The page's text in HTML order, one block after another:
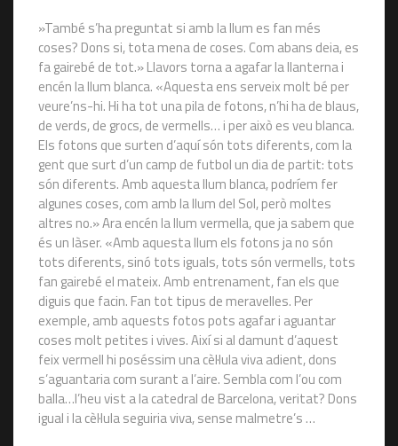
»També s’ha preguntat si amb la llum es fan més
coses? Dons si, tota mena de coses. Com abans deia, es
fa gairebé de tot.» Llavors torna a agafar la llanterna i
encén la llum blanca. «Aquesta ens serveix molt bé per
veure’ns-hi. Hi ha tot una pila de fotons, n’hi ha de blaus,
de verds, de grocs, de vermells… i per això es veu blanca.
Els fotons que surten d’aquí són tots diferents, com la
gent que surt d’un camp de futbol un dia de partit: tots
són diferents. Amb aquesta llum blanca, podríem fer
algunes coses, com amb la llum del Sol, però moltes
altres no.» Ara encén la llum vermella, que ja sabem que
és un làser. «Amb aquesta llum els fotons ja no són
tots diferents, sinó tots iguals, tots són vermells, tots
fan gairebé el mateix. Amb entrenament, fan els que
diguis que facin. Fan tot tipus de meravelles. Per
exemple, amb aquests fotos pots agafar i aguantar
coses molt petites i vives. Així si al damunt d’aquest
feix vermell hi poséssim una cèl·lula viva adient, dons
s’aguantaria com surant a l’aire. Sembla com l’ou com
balla…l’heu vist a la catedral de Barcelona, veritat? Dons
igual i la cèl·lula seguiria viva, sense malmetre’s …